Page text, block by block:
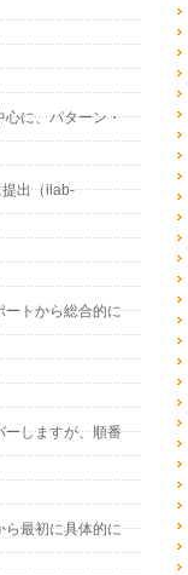
に、パターン・
出（ilab-
ートから総合的に
ーしますが、順番
ら最初に具体的に